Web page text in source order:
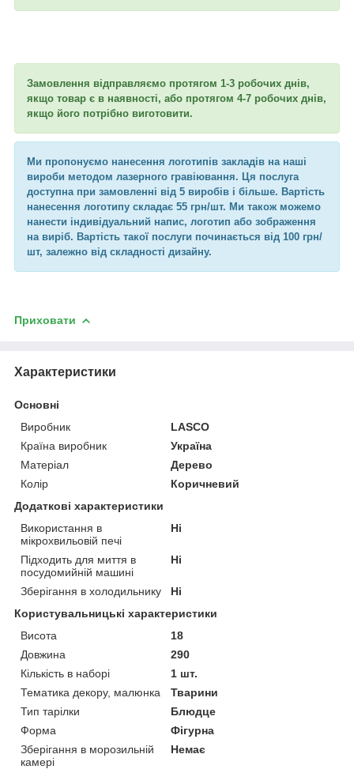
Замовлення відправляємо протягом 1-3 робочих днів,
якщо товар є в наявності, або протягом 4-7 робочих днів,
якщо його потрібно виготовити.
Ми пропонуємо нанесення логотипів закладів на наші
вироби методом лазерного гравіювання. Ця послуга
доступна при замовленні від 5 виробів і більше. Вартість
нанесення логотипу складає 55 грн/шт. Ми також можемо
нанести індивідуальний напис, логотип або зображення
на виріб. Вартість такої послуги починається від 100 грн/
шт, залежно від складності дизайну.
Приховати
Характеристики
Основні
Виробник
LASCO
Країна виробник
Україна
Матеріал
Дерево
Колір
Коричневий
Додаткові характеристики
Використання в
мікрохвильовій печі
Ні
Підходить для миття в
посудомийній машині
Ні
Зберігання в холодильнику
Ні
Користувальницькі характеристики
Висота
18
Довжина
290
Кількість в наборі
1 шт.
Тематика декору, малюнка
Тварини
Тип тарілки
Блюдце
Форма
Фігурна
Зберігання в морозильній
камері
Немає